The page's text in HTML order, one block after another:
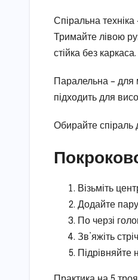
Спіральна
Тримайте лівою
стійка без каркаса.
Паралельна – для
підходить для
Обирайте спіраль
Візьміть
Додайте
По черзі
Зв’яжіть
Підрівняйте